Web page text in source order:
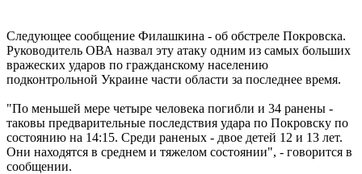
Следующее сообщение Филашкина - об обстреле Покровска.
Руководитель ОВА назвал эту атаку одним из самых больших
вражеских ударов по гражданскому населению
подконтрольной Украине части области за последнее время.
"По меньшей мере четыре человека погибли и 34 ранены -
таковы предварительные последствия удара по Покровску по
состоянию на 14:15. Среди раненых - двое детей 12 и 13 лет.
Они находятся в среднем и тяжелом состоянии", - говорится в
сообщении.